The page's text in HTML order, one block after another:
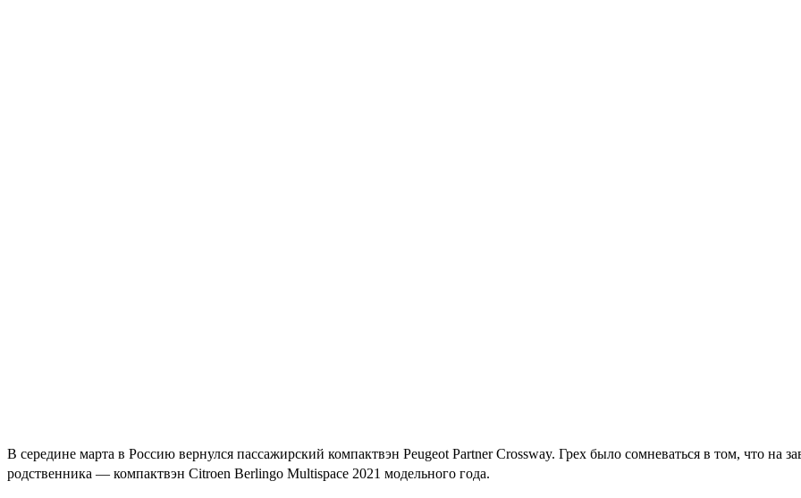
В середине марта в Россию вернулся пассажирский компактвэн Peugeot Partner Crossway. Грех было сомневаться в том, что
родственника — компактвэн Citroen Berlingo Multispace 2021 модельного года.